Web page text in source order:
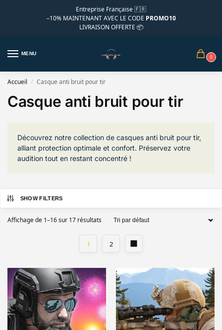
Entreprise Française 🇫🇷
–10% MAINTENANT AVEC LE CODE PROMO10
LIVRAISON OFFERTE 📦
MENU
0
Accueil / Casque anti bruit pour tir
Casque anti bruit pour tir
Découvrez notre collection de casques anti bruit pour tir,
alliant protection optimale et confort. Préservez votre
audition tout en restant concentré !
SHOW FILTERS
Affichage de 1–16 sur 17 résultats
1 2